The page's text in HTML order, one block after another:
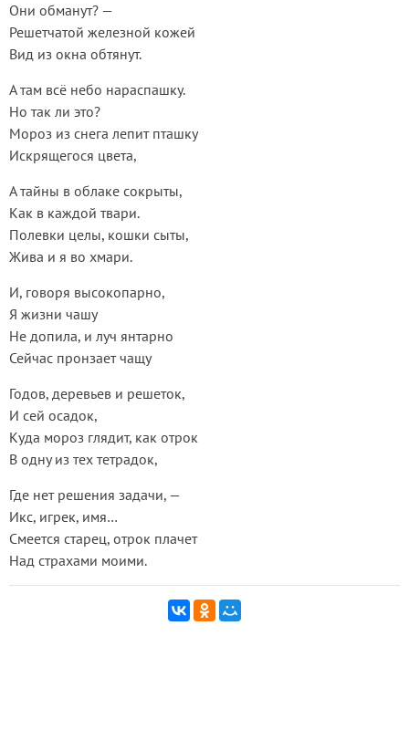
Они обманут? —
Решетчатой железной кожей
Вид из окна обтянут.
А там всё небо нараспашку.
Но так ли это?
Мороз из снега лепит пташку
Искрящегося цвета,
А тайны в облаке сокрыты,
Как в каждой твари.
Полевки целы, кошки сыты,
Жива и я во хмари.
И, говоря высокопарно,
Я жизни чашу
Не допила, и луч янтарно
Сейчас пронзает чащу
Годов, деревьев и решеток,
И сей осадок,
Куда мороз глядит, как отрок
В одну из тех тетрадок,
Где нет решения задачи, —
Икс, игрек, имя…
Смеется старец, отрок плачет
Над страхами моими.